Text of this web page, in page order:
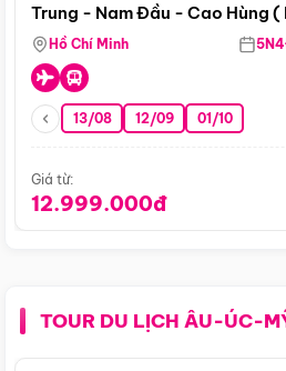
Trung - Nam Đầu - Cao Hùng (
Hồ Chí Minh
13/08 12/09 01/10
Giá từ:
12.999.000đ
TOUR DU LỊCH ÂU-ÚC-